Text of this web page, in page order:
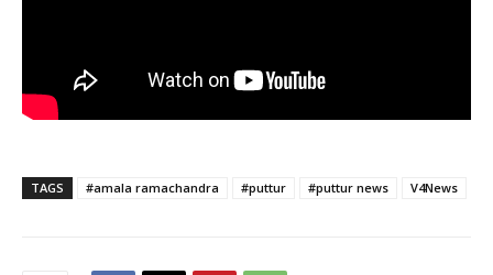
TAGS #amala ramachandra #puttur #puttur news V4News